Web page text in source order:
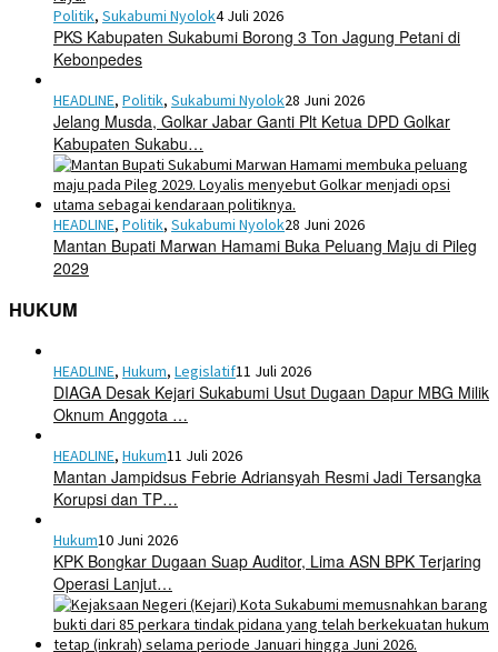
Politik, Sukabumi Nyolok4 Juli 2026
PKS Kabupaten Sukabumi Borong 3 Ton Jagung Petani di
Kebonpedes
HEADLINE, Politik, Sukabumi Nyolok28 Juni 2026
Jelang Musda, Golkar Jabar Ganti Plt Ketua DPD Golkar
Kabupaten Sukabu…
HEADLINE, Politik, Sukabumi Nyolok28 Juni 2026
Mantan Bupati Marwan Hamami Buka Peluang Maju di Pileg
2029
HUKUM
HEADLINE, Hukum, Legislatif11 Juli 2026
DIAGA Desak Kejari Sukabumi Usut Dugaan Dapur MBG Milik
Oknum Anggota …
HEADLINE, Hukum11 Juli 2026
Mantan Jampidsus Febrie Adriansyah Resmi Jadi Tersangka
Korupsi dan TP…
Hukum10 Juni 2026
KPK Bongkar Dugaan Suap Auditor, Lima ASN BPK Terjaring
Operasi Lanjut…